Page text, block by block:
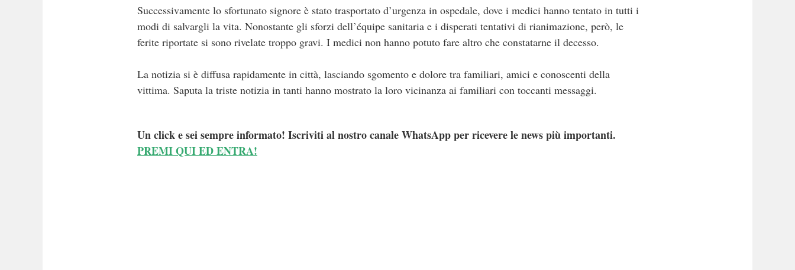
Successivamente lo sfortunato signore è stato trasportato d’urgenza in ospedale, dove i medici hanno tentato in tutti i
modi di salvargli la vita. Nonostante gli sforzi dell’équipe sanitaria e i disperati tentativi di rianimazione, però, le
ferite riportate si sono rivelate troppo gravi. I medici non hanno potuto fare altro che constatarne il decesso.
La notizia si è diffusa rapidamente in città, lasciando sgomento e dolore tra familiari, amici e conoscenti della
vittima. Saputa la triste notizia in tanti hanno mostrato la loro vicinanza ai familiari con toccanti messaggi.
Un click e sei sempre informato! Iscriviti al nostro canale WhatsApp per ricevere le news più importanti.
PREMI QUI ED ENTRA!